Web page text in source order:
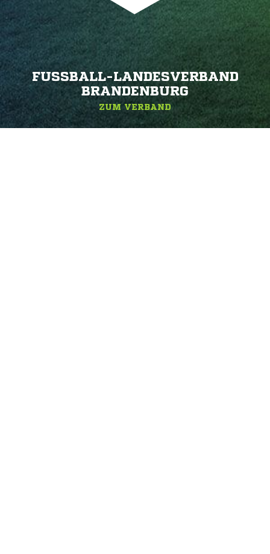
FUSSBALL-LANDESVERBAND B
RANDENBURG
ZUM VERBAND